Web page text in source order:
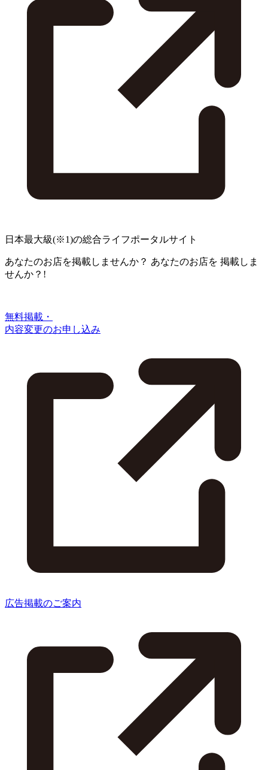
日本最大級(※1)の総合ライフポータルサイト
あなたのお店を掲載しませんか？ あなたのお店を 掲載しま
せんか？!
無料掲載・
内容変更のお申し込み
広告掲載のご案内